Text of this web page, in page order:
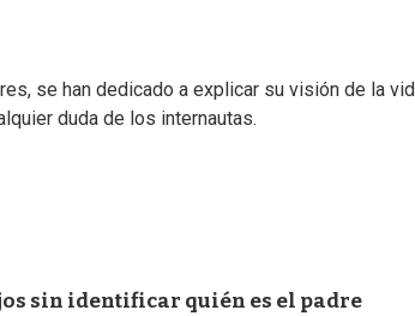
se han dedicado a explicar su visión de la
duda de los internautas.
sin identificar quién es el padre